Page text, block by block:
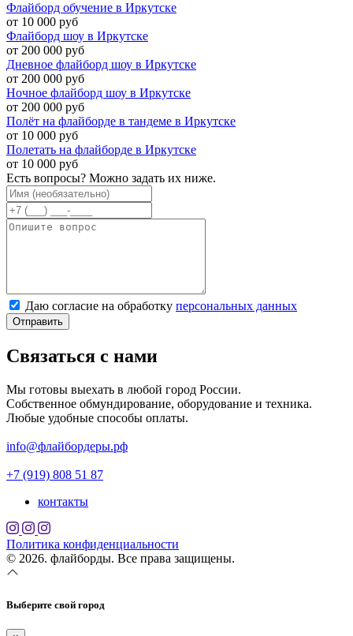
Флайборд обучение в Иркутске
от 10 000 руб
Флайборд шоу в Иркутске
от 200 000 руб
Дневное флайборд шоу в Иркутске
от 200 000 руб
Ночное флайборд шоу в Иркутске
от 200 000 руб
Полёт на флайборде в тандеме в Иркутске
от 10 000 руб
Полетать на флайборде в Иркутске
от 10 000 руб
Есть вопросы? Можно задать их ниже.
Даю согласие на обработку персональных данных
Отправить
Связаться с нами
Мы готовы выехать в любой город России.
Собственное обмундирование, оборудование и техника.
Любые удобные способы оплаты.
info@флайбордеры.рф
+7 (919) 808 51 87
контакты
Политика конфиденциальности
© 2026. флайборды. Все права защищены.
Выберите свой город